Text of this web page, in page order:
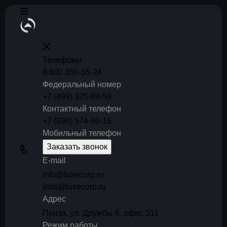
Телефоны
8 800 350-55-24
Федеральный номер
+7 (499) 325-69-59
Контактный телефон
+7 (996) 574-60-16
Мобильный телефон
Заказать звонок
E-mail
info@luxecorp.ru
jobs@luxecorp.ru
Адрес
Пенза, ул. Дружбы 6, офис 311
Режим работы